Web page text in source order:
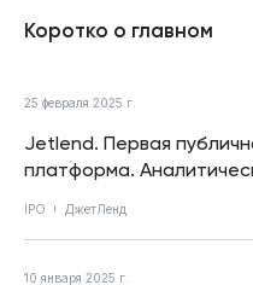
Коротко о главном
25 февраля 2025 г.
Jetlend. Первая
платформа.
IPO ДжетЛенд
10 января 2025 г.